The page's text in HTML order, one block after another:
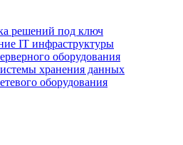
решений под ключ
IT инфраструктуры
оборудования
хранения данных
оборудования